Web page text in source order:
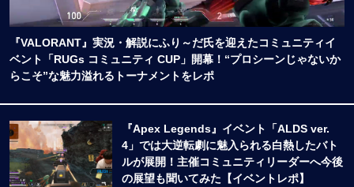
『VALORANT』実況・解説にふり～だ氏を迎えたコミュニティイ
ベント「RUGs コミュニティ CUP」開幕！“プロシーンじゃないか
らこそ”な魅力溢れるトーナメントをレポ
『Apex Legends』イベント「ALDS ver.
4」では大逆転劇に魅入られる白熱したバト
ルが展開！主催コミュニティリーダーへ今後
の展望も聞いてみた【イベントレポ】